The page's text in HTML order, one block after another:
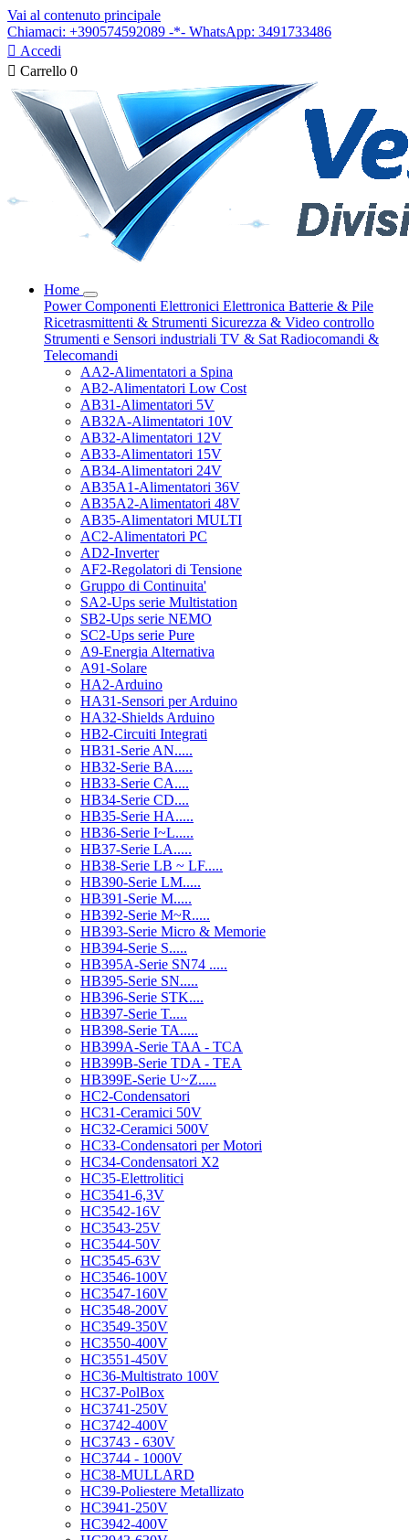
Vai al contenuto principale
Chiamaci: +390574592089 -*- WhatsApp: 3491733486
 Accedi
 Carrello 0
Home
PowerComponenti Elettronici Elettronica Batterie & Pile
Ricetrasmittenti & Strumenti Sicurezza & Video controllo
Strumenti e Sensori industriali TV & Sat Radiocomandi &
Telecomandi
AA2-Alimentatori a Spina
AB2-Alimentatori Low Cost
AB31-Alimentatori 5V
AB32A-Alimentatori 10V
AB32-Alimentatori 12V
AB33-Alimentatori 15V
AB34-Alimentatori 24V
AB35A1-Alimentatori 36V
AB35A2-Alimentatori 48V
AB35-Alimentatori MULTI
AC2-Alimentatori PC
AD2-Inverter
AF2-Regolatori di Tensione
Gruppo di Continuita'
SA2-Ups serie Multistation
SB2-Ups serie NEMO
SC2-Ups serie Pure
A9-Energia Alternativa
A91-Solare
HA2-Arduino
HA31-Sensori per Arduino
HA32-Shields Arduino
HB2-Circuiti Integrati
HB31-Serie AN.....
HB32-Serie BA.....
HB33-Serie CA....
HB34-Serie CD....
HB35-Serie HA.....
HB36-Serie I~L.....
HB37-Serie LA.....
HB38-Serie LB ~ LF.....
HB390-Serie LM.....
HB391-Serie M.....
HB392-Serie M~R.....
HB393-Serie Micro & Memorie
HB394-Serie S.....
HB395A-Serie SN74 .....
HB395-Serie SN.....
HB396-Serie STK....
HB397-Serie T.....
HB398-Serie TA.....
HB399A-Serie TAA - TCA
HB399B-Serie TDA - TEA
HB399E-Serie U~Z.....
HC2-Condensatori
HC31-Ceramici 50V
HC32-Ceramici 500V
HC33-Condensatori per Motori
HC34-Condensatori X2
HC35-Elettrolitici
HC3541-6,3V
HC3542-16V
HC3543-25V
HC3544-50V
HC3545-63V
HC3546-100V
HC3547-160V
HC3548-200V
HC3549-350V
HC3550-400V
HC3551-450V
HC36-Multistrato 100V
HC37-PolBox
HC3741-250V
HC3742-400V
HC3743 - 630V
HC3744 - 1000V
HC38-MULLARD
HC39-Poliestere Metallizato
HC3941-250V
HC3942-400V